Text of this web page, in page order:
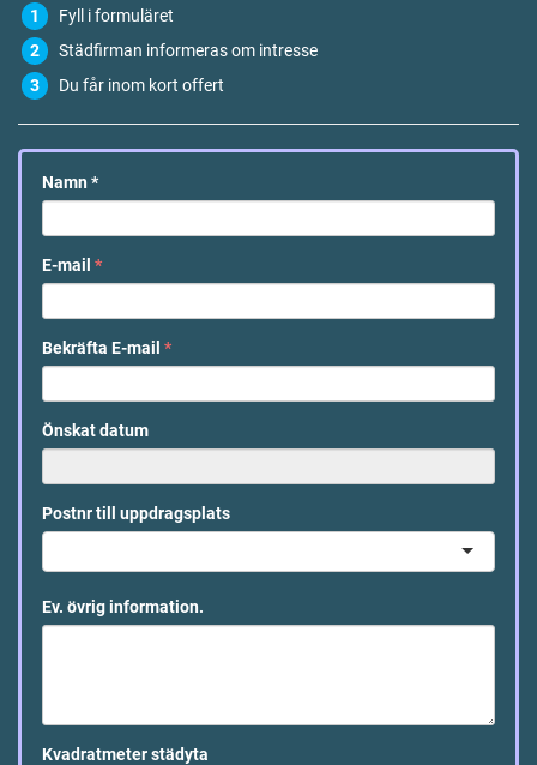
Fyll i formuläret
Städfirman informeras om intresse
Du får inom kort offert
Namn *
E-mail *
Bekräfta E-mail *
Önskat datum
Postnr till uppdragsplats
Ev. övrig information.
Kvadratmeter städyta